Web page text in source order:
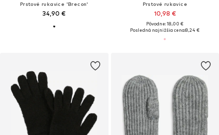
Prstové rukavice 'Brecon'
34,90 €
Prstové rukavice
10,98 €
Pôvodne: 18,00 €
Posledná najnižšia cena:8,24 €